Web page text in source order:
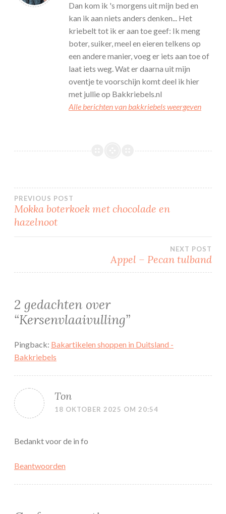
Dan kom ik 's morgens uit mijn bed en
kan ik aan niets anders denken... Het
kriebelt tot ik er aan toe geef: Ik meng
boter, suiker, meel en eieren telkens op
een andere manier, voeg er iets aan toe of
laat iets weg. Wat er daarna uit mijn
oventje te voorschijn komt deel ik hier
met jullie op Bakkriebels.nl
Alle berichten van bakkriebels weergeven
Bericht
navigatie
PREVIOUS POST
Mokka boterkoek met chocolade en
hazelnoot
NEXT POST
Appel – Pecan tulband
2 gedachten over
“Kersenvlaaivulling”
Pingback: Bakartikelen shoppen in Duitsland -
Bakkriebels
Ton
18 OKTOBER 2025 OM 20:54
Bedankt voor de in fo
Beantwoorden